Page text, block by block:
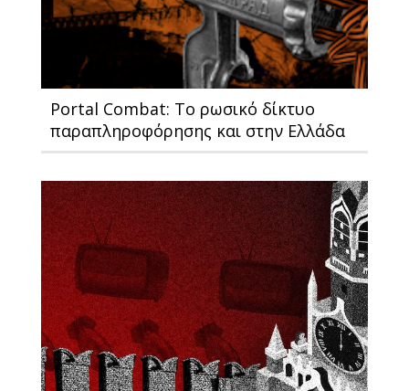
Portal Combat: Το ρωσικό δίκτυο
παραπληροφόρησης και στην Ελλάδα